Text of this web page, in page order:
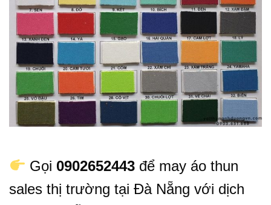
Gọi 0902652443 để may áo thun
sales thị trường tại Đà Nẵng với dịch